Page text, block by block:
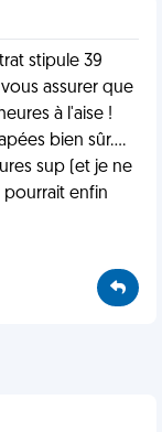
stipule 39
assurer que
à l'aise !
bien sûr....
sup (et je ne
enfin